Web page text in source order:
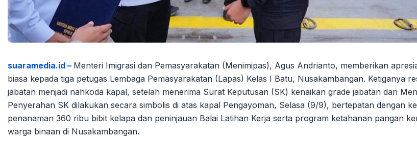
suaramedia.id – Menteri Imigrasi dan Pemasyarakatan (Menimipas), Agus Andrianto, memberikan
biasa kepada tiga petugas Lembaga Pemasyarakatan (Lapas) Kelas I Batu, Nusakambangan. Ketiganya
jabatan menjadi nahkoda kapal, setelah menerima Surat Keputusan (SK) kenaikan grade jabatan dari
Penyerahan SK dilakukan secara simbolis di atas kapal Pengayoman, Selasa (9/9), bertepatan dengan
penanaman 360 ribu bibit kelapa dan peninjauan Balai Latihan Kerja serta program ketahanan pangan
warga binaan di Nusakambangan.